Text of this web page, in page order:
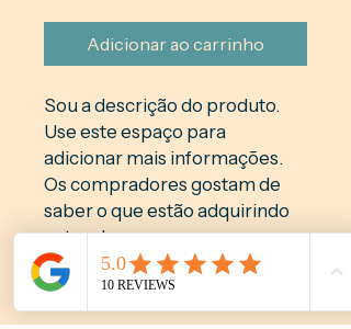
Adicionar ao carrinho
Sou a descrição do produto.
Use este espaço para
adicionar mais informações.
Os compradores gostam de
saber o que estão adquirindo
antes de comprar.
DETALHES DO PRODUTO